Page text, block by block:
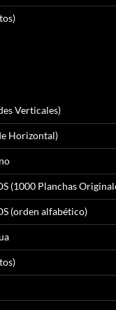
Verticales)
Horizontal)
(1000 Planchas
(orden alfabético)